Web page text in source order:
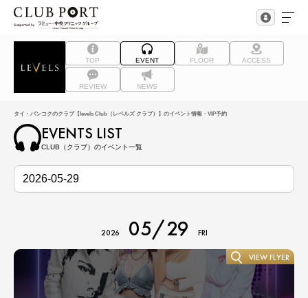
TOP EVENT FLOOR ACCESS
REVIEW NEWS
タイ・バンコクのクラブ【levels Club（レベルズ クラブ）】のイベント情報・VIP予約
EVENTS LIST
CLUB（クラブ）のイベント一覧
2026 05/29 FRI
VIEW FLYER